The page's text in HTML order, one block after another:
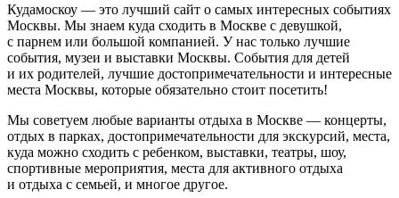
Кудамоскоу — это лучший сайт о самых интересных событиях
Москвы. Мы знаем куда сходить в Москве с девушкой,
с парнем или большой компанией. У нас только лучшие
события, музеи и выставки Москвы. События для детей
и их родителей, лучшие достопримечательности и интересные
места Москвы, которые обязательно стоит посетить!
Мы советуем любые варианты отдыха в Москве — концерты,
отдых в парках, достопримечательности для экскурсий, места,
куда можно сходить с ребенком, выставки, театры, шоу,
спортивные мероприятия, места для активного отдыха
и отдыха с семьей, и многое другое.